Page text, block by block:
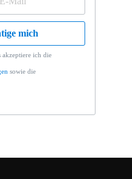
mich
akzeptiere ich die
sowie die